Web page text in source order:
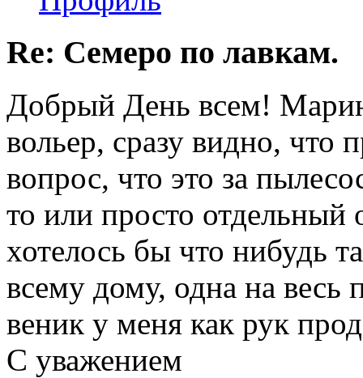
Re: Семеро по лавкам.
Добрый День всем!
вольер, сразу видно, что
вопрос, что это за
то или просто
хотелось бы что нибудь
всему дому, одна на весь
веник у меня как рук
С уважением